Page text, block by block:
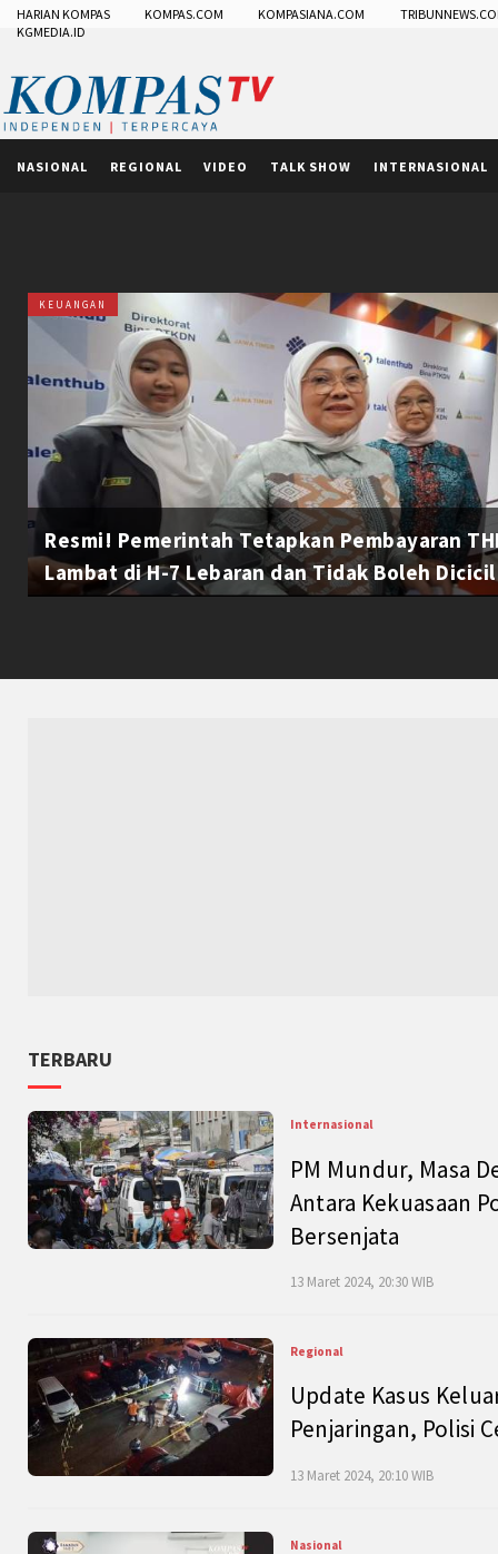
HARIAN KOMPAS KOMPAS.COM KOMPASIANA.COM
KGMEDIA.ID
NASIONAL REGIONAL VIDEO TALK SHOW INTERNASIONAL
KEUANGAN
Resmi! Pemerintah Tetapkan Pembayaran
Lambat di H-7 Lebaran dan Tidak Boleh Dicicil
TERBARU
Internasional
PM Mundur, Masa
Antara Kekuasaan
Bersenjata
13 Maret 2024, 20:30 WIB
Regional
Update Kasus
Penjaringan, Polisi
13 Maret 2024, 20:10 WIB
Nasional